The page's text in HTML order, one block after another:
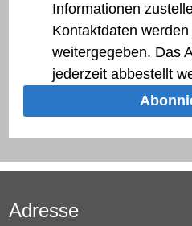
Informationen
Kontaktdaten
weitergegeben. Das
jederzeit abbestellt
Adresse